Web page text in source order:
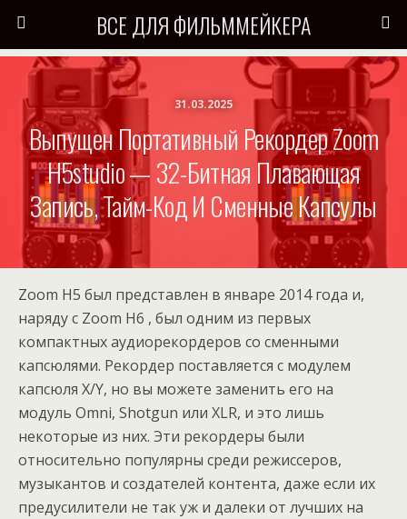
ВСЕ ДЛЯ ФИЛЬММЕЙКЕРА
31.03.2025
Выпущен Портативный Рекордер Zoom
H5studio — 32-Битная Плавающая
Запись, Тайм-Код И Сменные Капсулы
Zoom H5 был представлен в январе 2014 года и,
наряду с Zoom H6 , был одним из первых
компактных аудиорекордеров со сменными
капсюлями. Рекордер поставляется с модулем
капсюля X/Y, но вы можете заменить его на
модуль Omni, Shotgun или XLR, и это лишь
некоторые из них. Эти рекордеры были
относительно популярны среди режиссеров,
музыкантов и создателей контента, даже если их
предусилители не так уж и далеки от лучших на